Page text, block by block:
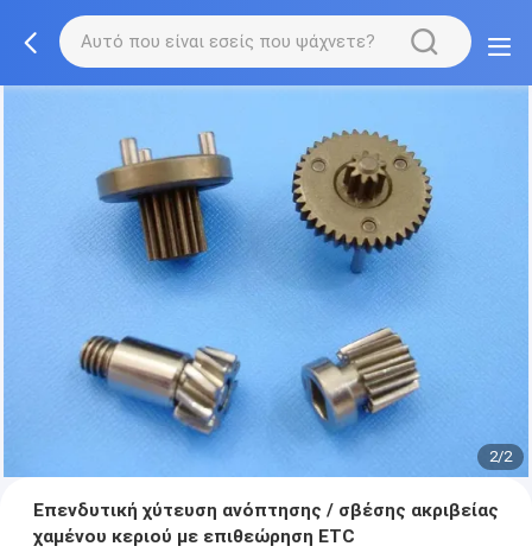
2/2
Επενδυτική χύτευση ανόπτησης / σβέσης ακριβείας
χαμένου κεριού με επιθεώρηση ETC